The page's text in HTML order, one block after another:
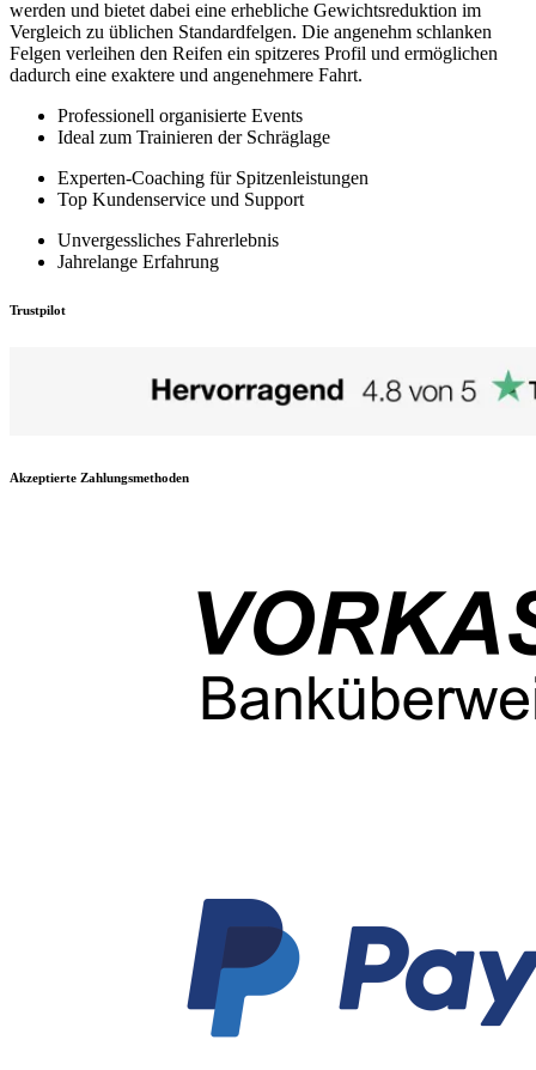
werden und bietet dabei eine erhebliche Gewichtsreduktion im
Vergleich zu üblichen Standardfelgen. Die angenehm schlanken
Felgen verleihen den Reifen ein spitzeres Profil und ermöglichen
dadurch eine exaktere und angenehmere Fahrt.
Professionell organisierte Events
Ideal zum Trainieren der Schräglage
Experten-Coaching für Spitzenleistungen
Top Kundenservice und Support
Unvergessliches Fahrerlebnis
Jahrelange Erfahrung
Trustpilot
Akzeptierte Zahlungsmethoden